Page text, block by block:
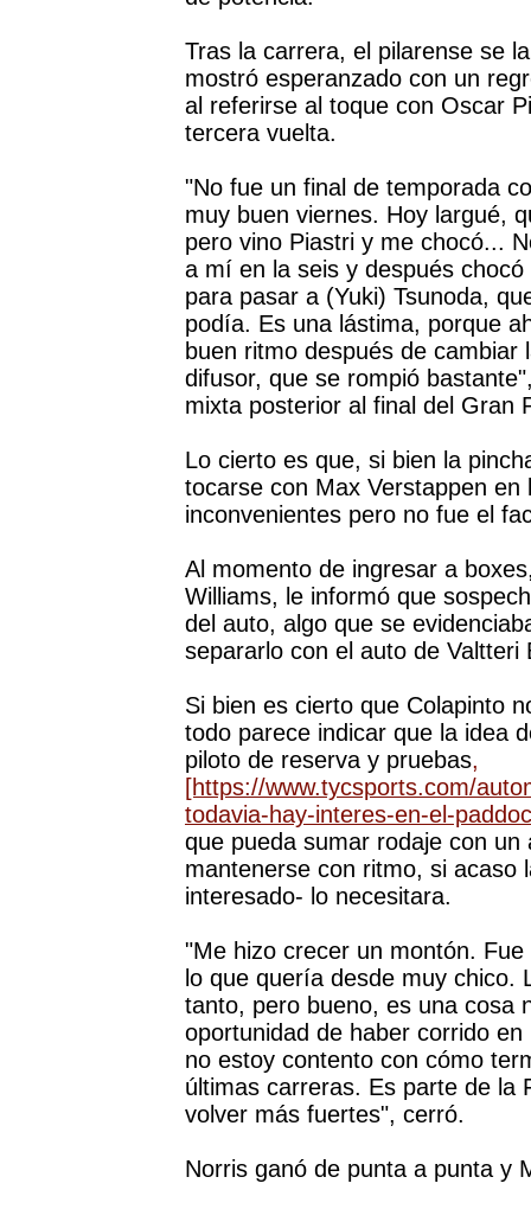
Tras la carrera, el pilarense se
mostró esperanzado con un
al referirse al toque con Oscar
tercera vuelta.
"No fue un final de temporada
muy buen viernes. Hoy largué,
pero vino Piastri y me chocó...
a mí en la seis y después
para pasar a (Yuki) Tsunoda,
podía. Es una lástima, porque
buen ritmo después de
difusor, que se rompió
mixta posterior al final del Gran
Lo cierto es que, si bien la
tocarse con Max Verstappen
inconvenientes pero no fue el
Al momento de ingresar a
Williams, le informó que
del auto, algo que se
separarlo con el auto de
Si bien es cierto que Colapinto
todo parece indicar que la idea
piloto de reserva y pruebas,
que pueda sumar rodaje con
mantenerse con ritmo, si acaso
interesado- lo necesitara.
"Me hizo crecer un montón.
lo que quería desde muy chico.
tanto, pero bueno, es una cosa
oportunidad de haber corrido
no estoy contento con cómo
últimas carreras. Es parte de la
volver más fuertes", cerró.
Norris ganó de punta a punta y